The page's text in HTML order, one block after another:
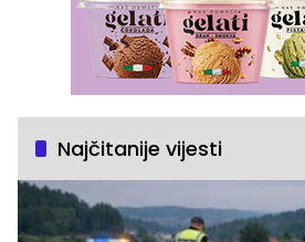
Najčitanije vijesti